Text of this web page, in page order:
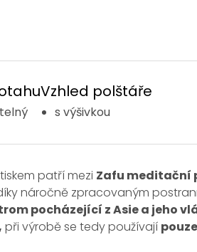
Vzhled polštáře
s výšivkou
patří mezi Zafu meditační
náročně zpracovaným
pocházející z Asie a jeho
při výrobě se tedy používají